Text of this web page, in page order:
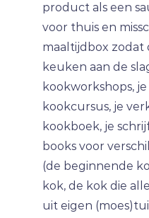
product als een
voor thuis en
maaltijdbox zodat
keuken aan de
kookworkshops,
kookcursus, je
kookboek, je
books voor
(de beginnende
kok, de kok die
uit eigen